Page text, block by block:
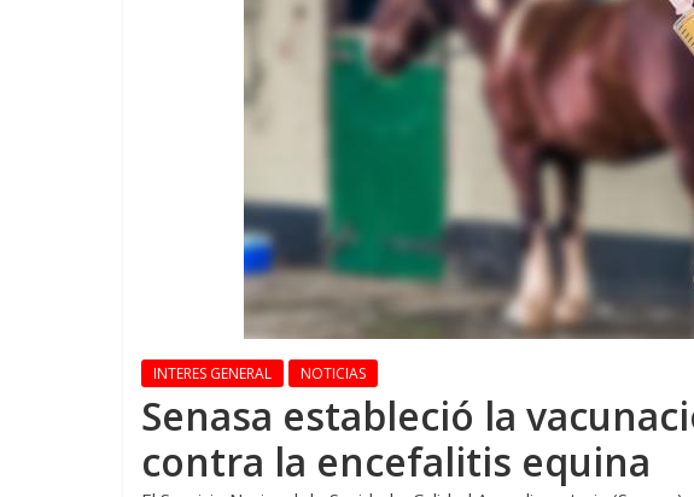
INTERES GENERAL NOTICIAS
Senasa estableció la
contra la encefalitis equina